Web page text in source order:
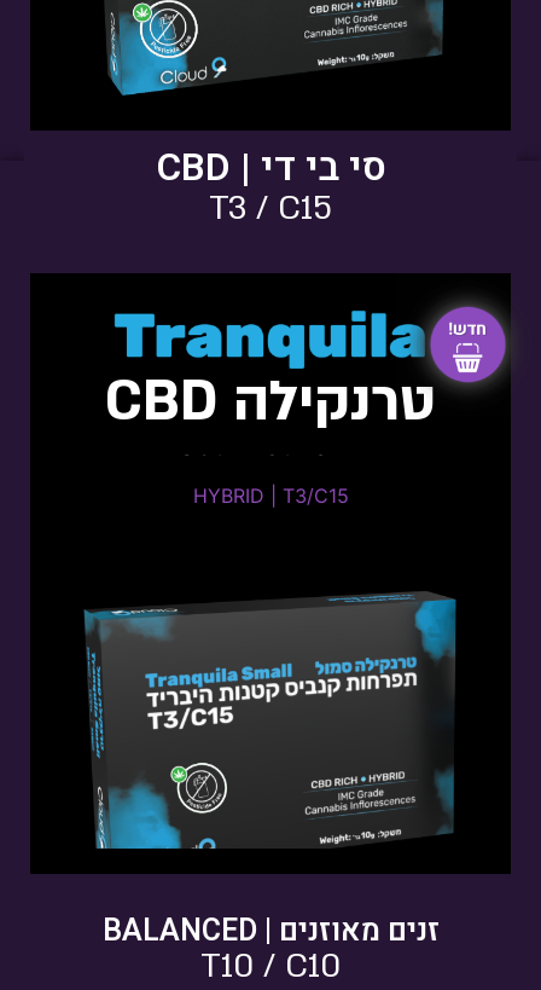
פתיחות שקית ומלאי זמין
סי בי די | CBD
T3 / C15
טרנקילה CBD
HYBRID | T3/C15​
טרפנים דומיננטים: Myrcene, Pinene,
Terpinolene
פתיחות שקית ומלאי זמין
זנים מאוזנים | BALANCED
T10 / C10